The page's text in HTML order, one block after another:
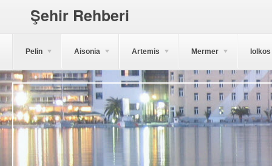
Şehir Rehberi
Pelin Aisonia Artemis Mermer Iolkos